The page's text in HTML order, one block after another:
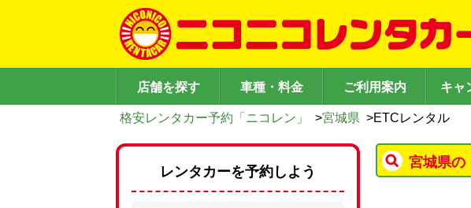
店舗を探す 車種・料金 ご利用案内 キャ
格安レンタカー予約「ニコレン」 >宮城県 >ETCレンタル
宮城県の
レンタカーを予約しよう